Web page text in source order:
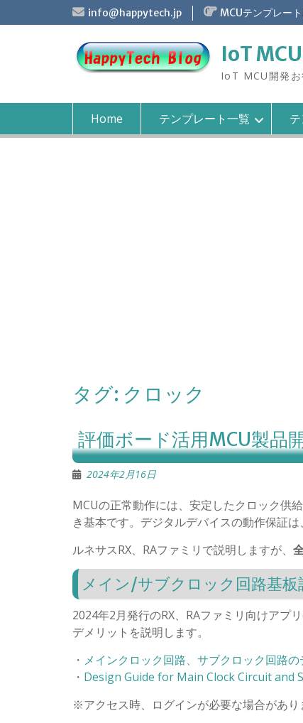
k
t
info@happytech.jp MCUテンプレー
IoT
IoT MCU開発
Home テンプレート一覧
タグ: クロック
評価ボード活用MCU製品
2024年2月16日
MCUの正常動作には、安定したクロック供
き基本です。デジタルデバイスの動作保証
ルネサスRX、RAファミリで説明しますが、
メイン/サブクロック回路基板
2024年2月発行のRX、RAファミリ向けアプ
デメリットを説明します。
・ メインクロック回路、サブクロック回路の
・ Design Guide for Main Clock Circuit and
※アクセス時、ログインが必要な場合があり